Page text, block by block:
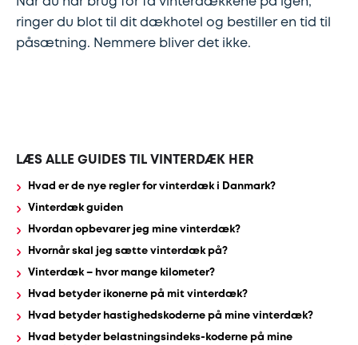
ringer du blot til dit dækhotel og bestiller en tid til
påsætning. Nemmere bliver det ikke.
LÆS ALLE GUIDES TIL VINTERDÆK HER
Hvad er de nye regler for vinterdæk i Danmark?
Vinterdæk guiden
Hvordan opbevarer jeg mine vinterdæk?
Hvornår skal jeg sætte vinterdæk på?
Vinterdæk – hvor mange kilometer?
Hvad betyder ikonerne på mit vinterdæk?
Hvad betyder hastighedskoderne på mine vinterdæk?
Hvad betyder belastningsindeks-koderne på mine